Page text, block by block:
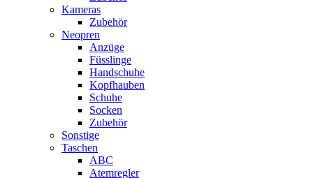
Kameras
Zubehör
Neopren
Anzüge
Füsslinge
Handschuhe
Kopfhauben
Schuhe
Socken
Zubehör
Sonstige
Taschen
ABC
Atemregler